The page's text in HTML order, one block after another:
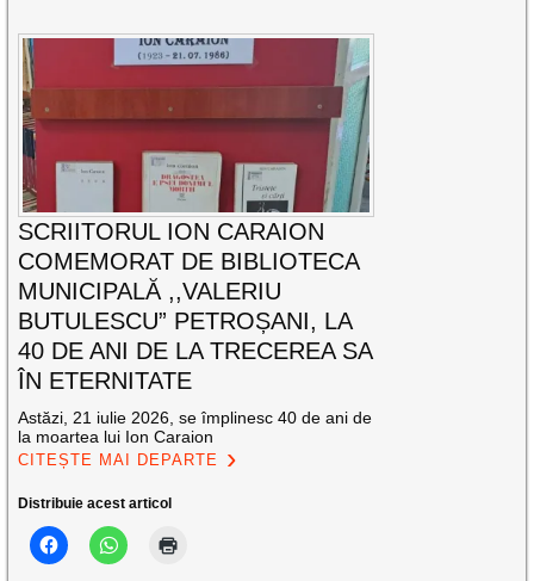
SCRIITORUL ION CARAION
COMEMORAT DE BIBLIOTECA
MUNICIPALĂ ,,VALERIU
BUTULESCU” PETROȘANI, LA
40 DE ANI DE LA TRECEREA SA
ÎN ETERNITATE
Astăzi, 21 iulie 2026, se împlinesc 40 de ani de
la moartea lui Ion Caraion
CITEȘTE MAI DEPARTE
Distribuie acest articol